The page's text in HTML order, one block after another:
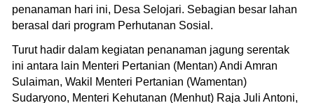
penanaman hari ini, Desa Selojari. Sebagian besar lahan
berasal dari program Perhutanan Sosial.
Turut hadir dalam kegiatan penanaman jagung serentak
ini antara lain Menteri Pertanian (Mentan) Andi Amran
Sulaiman, Wakil Menteri Pertanian (Wamentan)
Sudaryono, Menteri Kehutanan (Menhut) Raja Juli Antoni,